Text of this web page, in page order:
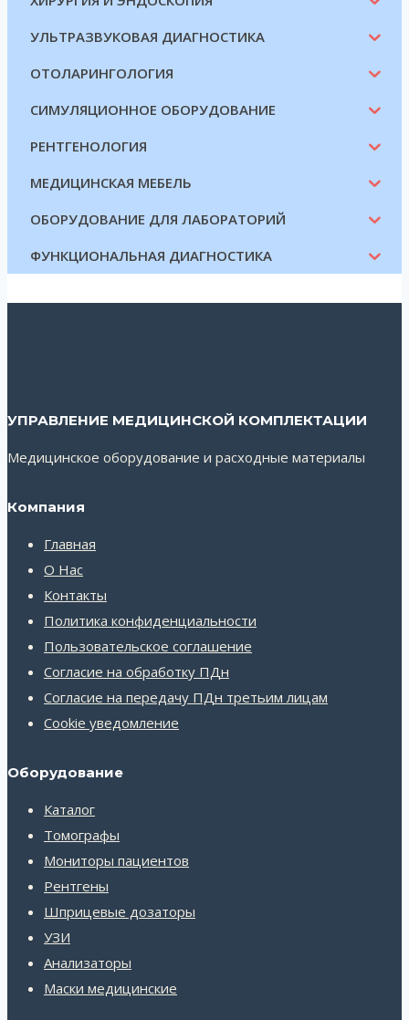
УЛЬТРАЗВУКОВАЯ ДИАГНОСТИКА
ОТОЛАРИНГОЛОГИЯ
СИМУЛЯЦИОННОЕ ОБОРУДОВАНИЕ
РЕНТГЕНОЛОГИЯ
МЕДИЦИНСКАЯ МЕБЕЛЬ
ОБОРУДОВАНИЕ ДЛЯ ЛАБОРАТОРИЙ
ФУНКЦИОНАЛЬНАЯ ДИАГНОСТИКА
УПРАВЛЕНИЕ МЕДИЦИНСКОЙ КОМПЛЕКТАЦИИ
Медицинское оборудование и расходные материалы
Компания
Главная
О Нас
Контакты
Политика конфиденциальности
Пользовательское соглашение
Согласие на обработку ПДн
Согласие на передачу ПДн третьим лицам
Cookie уведомление
Оборудование
Каталог
Томографы
Мониторы пациентов
Рентгены
Шприцевые дозаторы
УЗИ
Анализаторы
Маски медицинские